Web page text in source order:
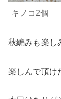
キノコ2個
秋編みも楽し
楽しんで頂け